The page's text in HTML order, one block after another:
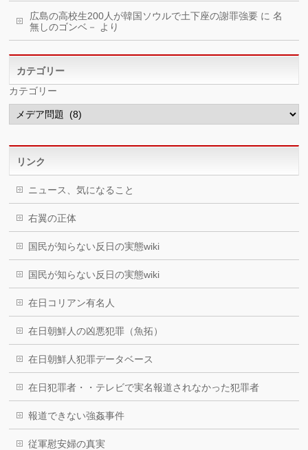
広島の高校生200人が韓国ソウルで土下座の謝罪強要 に名
無しのゴンベ－
より
カテゴリー
カテゴリー
リンク
ニュース、気になること
右翼の正体
国民が知らない反日の実態wiki
国民が知らない反日の実態wiki
在日コリアン有名人
在日朝鮮人の凶悪犯罪（魚拓）
在日朝鮮人犯罪データベース
在日犯罪者・・テレビで実名報道されなかった犯罪者
報道できない強姦事件
従軍慰安婦の真実